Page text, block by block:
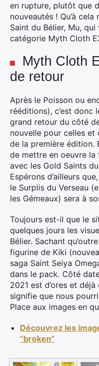
en rupture, plutôt que
nouveautés ! Qu’à
Saint du Bélier, Mu,
catégorie Myth Cloth
Myth Cloth
de retour
Après le Poisson ou
rééditions), c’est donc
grand retour du côté
nouvelle pour celles et
de la première édition.
de mettre en oeuvre la
avec les Gold Saints
Espérons d’ailleurs
le Surplis du Verseau
les Gémeaux) sera à
Toujours est-il que le
quelques jours les
Bélier. Sachant
figurine de Kiki
saga Saint Seiya
dans le pack. Côté
2021 est d’ores et
signifie que nous
Place aux images en
Découvrez les
“broken”